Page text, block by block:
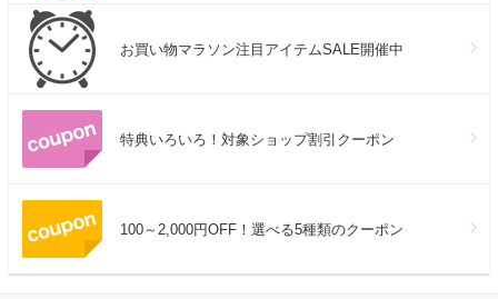
お買い物マラソン注目アイテムSALE開催中
特典いろいろ！対象ショップ割引クーポン
100～2,000円OFF！選べる5種類のクーポン